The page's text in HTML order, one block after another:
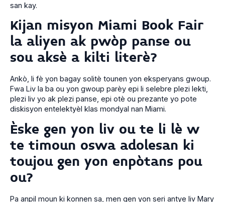
san kay.
Kijan misyon Miami Book Fair
la aliyen ak pwòp panse ou
sou aksè a kilti literè?
Ankò, li fè yon bagay solitè tounen yon eksperyans gwoup.
Fwa Liv la ba ou yon gwoup parèy epi li selebre plezi lekti,
plezi liv yo ak plezi panse, epi otè ou prezante yo pote
diskisyon entelektyèl klas mondyal nan Miami.
Èske gen yon liv ou te li lè w
te timoun oswa adolesan ki
toujou gen yon enpòtans pou
ou?
Pa anpil moun ki konnen sa, men gen yon seri antye liv Mary